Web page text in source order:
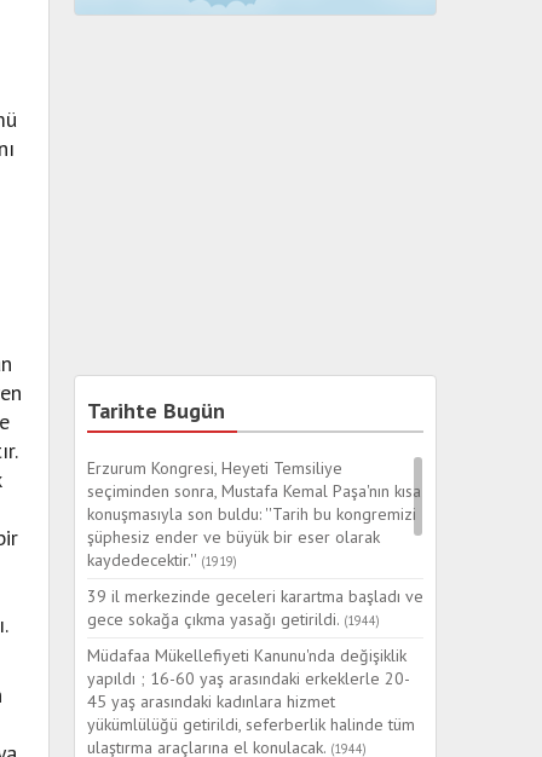
Tarihte Bugün
Erzurum Kongresi, Heyeti Temsiliye
seçiminden sonra, Mustafa Kemal Paşa'nın kısa
konuşmasıyla son buldu: ''Tarih bu kongremizi
şüphesiz ender ve büyük bir eser olarak
kaydedecektir.'' (1919)
39 il merkezinde geceleri karartma başladı ve
gece sokağa çıkma yasağı getirildi. (1944)
Müdafaa Mükellefiyeti Kanunu'nda değişiklik
yapıldı ; 16-60 yaş arasındaki erkeklerle 20-
45 yaş arasındaki kadınlara hizmet
yükümlülüğü getirildi, seferberlik halinde tüm
ulaştırma araçlarına el konulacak. (1944)